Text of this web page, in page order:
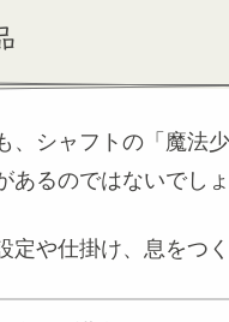
、シャフトの「魔法
あるのではないでし
定や仕掛け、息をつ